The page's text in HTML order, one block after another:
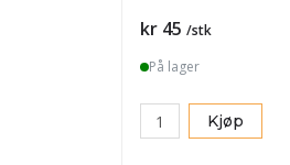
Pris
kr 45 /stk
På lager
Kjøp